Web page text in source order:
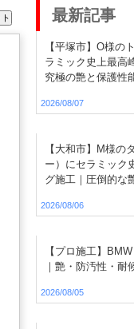
最新記事
【平塚市】O様の
ラミック史上最高
究極の艶と保護性
2026/08/07
【大和市】M様の
ー）にセラミック
グ施工｜圧倒的な
2026/08/06
【プロ施工】
｜艶・防汚性・
2026/08/05